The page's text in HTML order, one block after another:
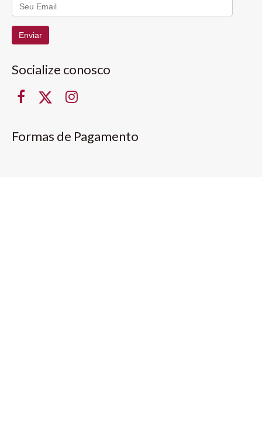
Enviar
Socialize conosco
Formas de Pagamento